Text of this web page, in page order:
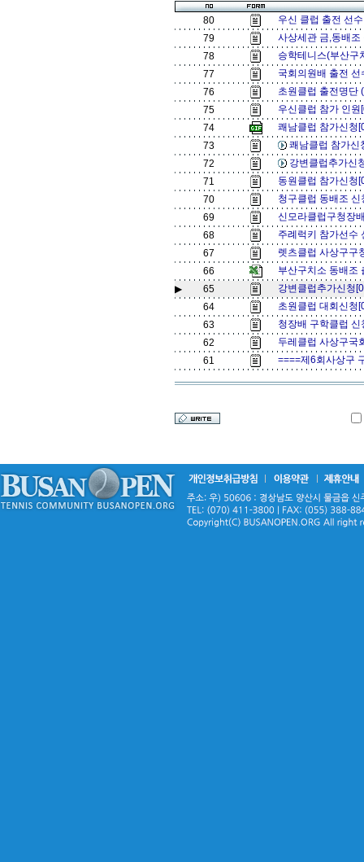
80
우신 클럽 출전 선
79
사상세관 금,동배
78
승학테니스(부산
77
국회의원배 출전
76
초원클럽 출전명
75
우신클럽 참가 인
74
쾌남클럽 참가신
73
쾌남클럽 참가
72
강변클럽추가신
71
동원클럽 참가신
70
청구클럽 동배조
69
신모라클럽구청장
68
주례럭키 참가선
67
렛츠클럽 사상구
66
부산구치소 동배
▶
65
강변클럽추가신청
64
초원클럽 대회신
63
청장배 구학클럽
62
두레클럽 사상구국
61
====제6회사상구